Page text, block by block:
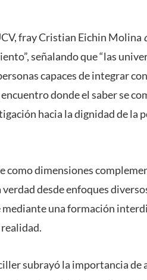
fray Cristian Eichin Molina
señalando que “las
capaces de integrar
donde el saber se
hacia la dignidad de la
como dimensiones
desde enfoques
mediante una formación
subrayó la importancia de